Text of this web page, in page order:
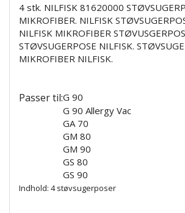
4 stk. NILFISK 81620000
MIKROFIBER. NILFISK
NILFISK MIKROFIBER
STØVSUGERPOSE NILFISK.
MIKROFIBER NILFISK.
Passer til:G 90
G 90 Allergy Vac
GA 70
GM 80
GM 90
GS 80
GS 90
Indhold: 4 støvsugerposer